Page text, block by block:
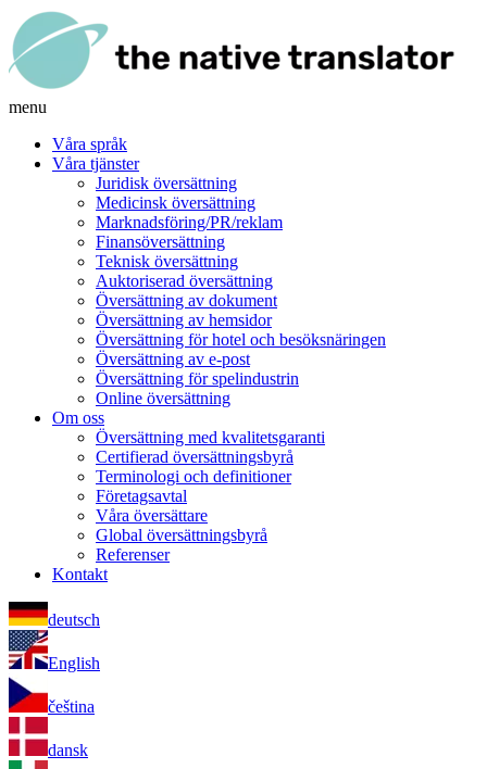
menu
Våra språk
Våra tjänster
Juridisk översättning
Medicinsk översättning
Marknadsföring/PR/reklam
Finansöversättning
Teknisk översättning
Auktoriserad översättning
Översättning av dokument
Översättning av hemsidor
Översättning för hotel och besöksnäringen
Översättning av e-post
Översättning för spelindustrin
Online översättning
Om oss
Översättning med kvalitetsgaranti
Certifierad översättningsbyrå
Terminologi och definitioner
Företagsavtal
Våra översättare
Global översättningsbyrå
Referenser
Kontakt
deutsch
English
čeština
dansk